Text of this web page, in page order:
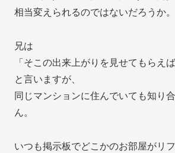
相当変えられるのではないだろうか。
兄は
「そこの出来上がりを見せてもらえ
と言いますが、
同じマンションに住んでいても知り
ん。
いつも掲示板でどこかのお部屋がリ